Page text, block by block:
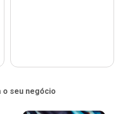
o seu negócio